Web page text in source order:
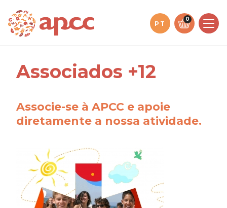
para
PT
0
Associados +12
Associe-se à APCC e apoie
diretamente a nossa atividade.